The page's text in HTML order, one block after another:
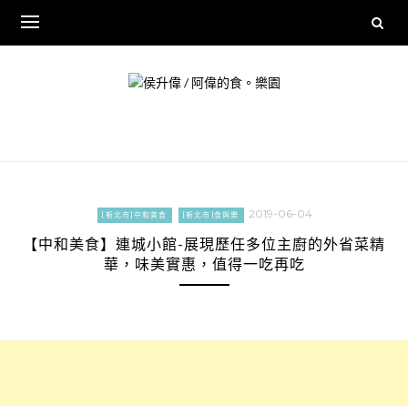
content
[新北市]中和美食 [新北市]食與樂 2019-06-04
【中和美食】連城小館-展現歷任多位主廚的外省菜精
華，味美實惠，值得一吃再吃